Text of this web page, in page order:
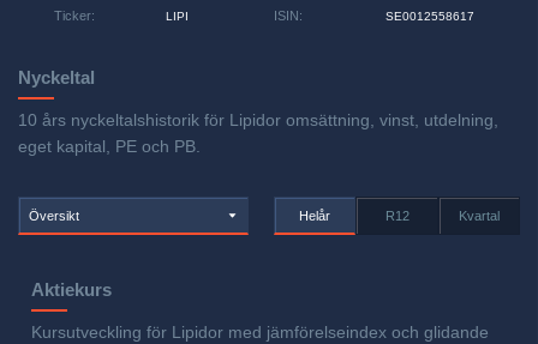
Ticker: LIPI ISIN: SE0012558617
Nyckeltal
10 års nyckeltalshistorik för Lipidor omsättning, vinst, utdelning,
eget kapital, PE och PB.
Översikt Helår R12 Kvartal
Aktiekurs
Kursutveckling för Lipidor med jämförelseindex och glidande